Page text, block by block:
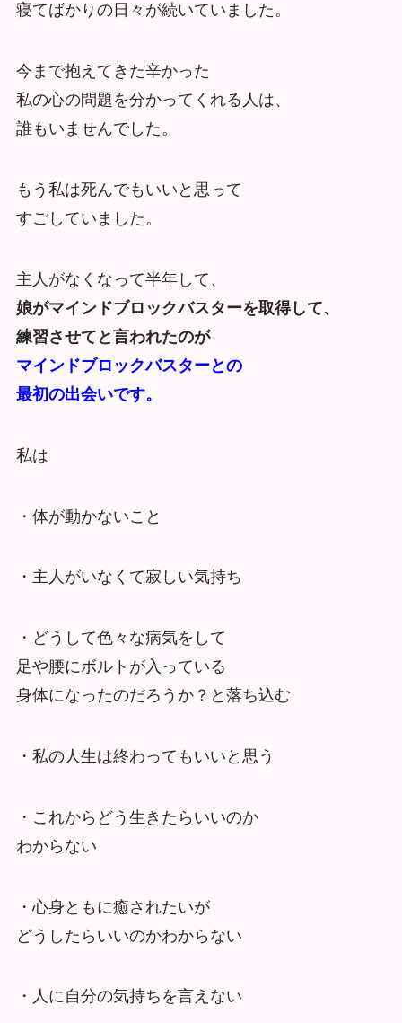
寝てばかりの日々が続いていました。
今まで抱えてきた辛かった
私の心の問題を分かってくれる人は、
誰もいませんでした。
もう私は死んでもいいと思って
すごしていました。
主人がなくなって半年して、
娘がマインドブロックバスターを取得して、
練習させてと言われたのが
マインドブロックバスターとの
最初の出会いです。
私は
・体が動かないこと
・主人がいなくて寂しい気持ち
・どうして色々な病気をして
足や腰にボルトが入っている
身体になったのだろうか？と落ち込む
・私の人生は終わってもいいと思う
・これからどう生きたらいいのか
わからない
・心身ともに癒されたいが
どうしたらいいのかわからない
・人に自分の気持ちを言えない